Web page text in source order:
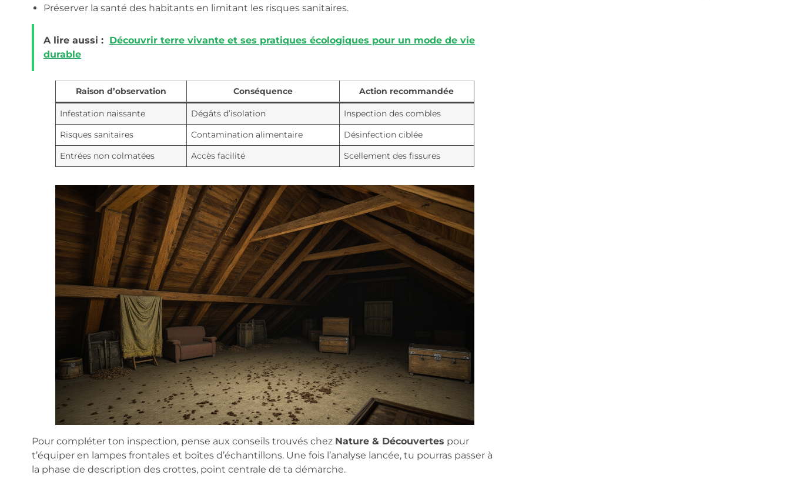
Préserver la santé des habitants en limitant les risques sanitaires.
A lire aussi : Découvrir terre vivante et ses pratiques écologiques pour un mode de vie
durable
Raison d’observation Conséquence Action recommandée
Infestation naissante Dégâts d’isolation
Inspection des combles
Risques sanitaires
Contamination alimentaire
Désinfection ciblée
Entrées non colmatées
Accès facilité Scellement des fissures
Pour compléter ton inspection, pense aux conseils trouvés chez Nature & Découvertes pour
t’équiper en lampes frontales et boîtes d’échantillons. Une fois l’analyse lancée, tu pourras passer à
la phase de description des crottes, point centrale de ta démarche.